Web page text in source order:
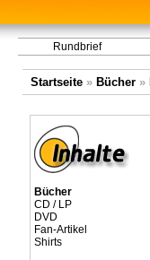
Rundbrief
Startseite» Bücher»
Bücher
CD / LP
DVD
Fan-Artikel
Shirts